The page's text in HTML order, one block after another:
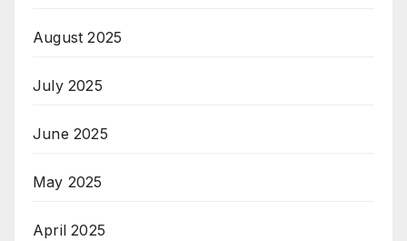
August 2025
July 2025
June 2025
May 2025
April 2025